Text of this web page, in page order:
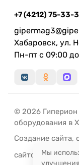
+7 (4212) 75-33-
Хабаровск, ул.
Пн-пт с 09:00
© 2026 Гиперион
оборудования в
Создание сайта,
сайтов
-РЭД
Мы